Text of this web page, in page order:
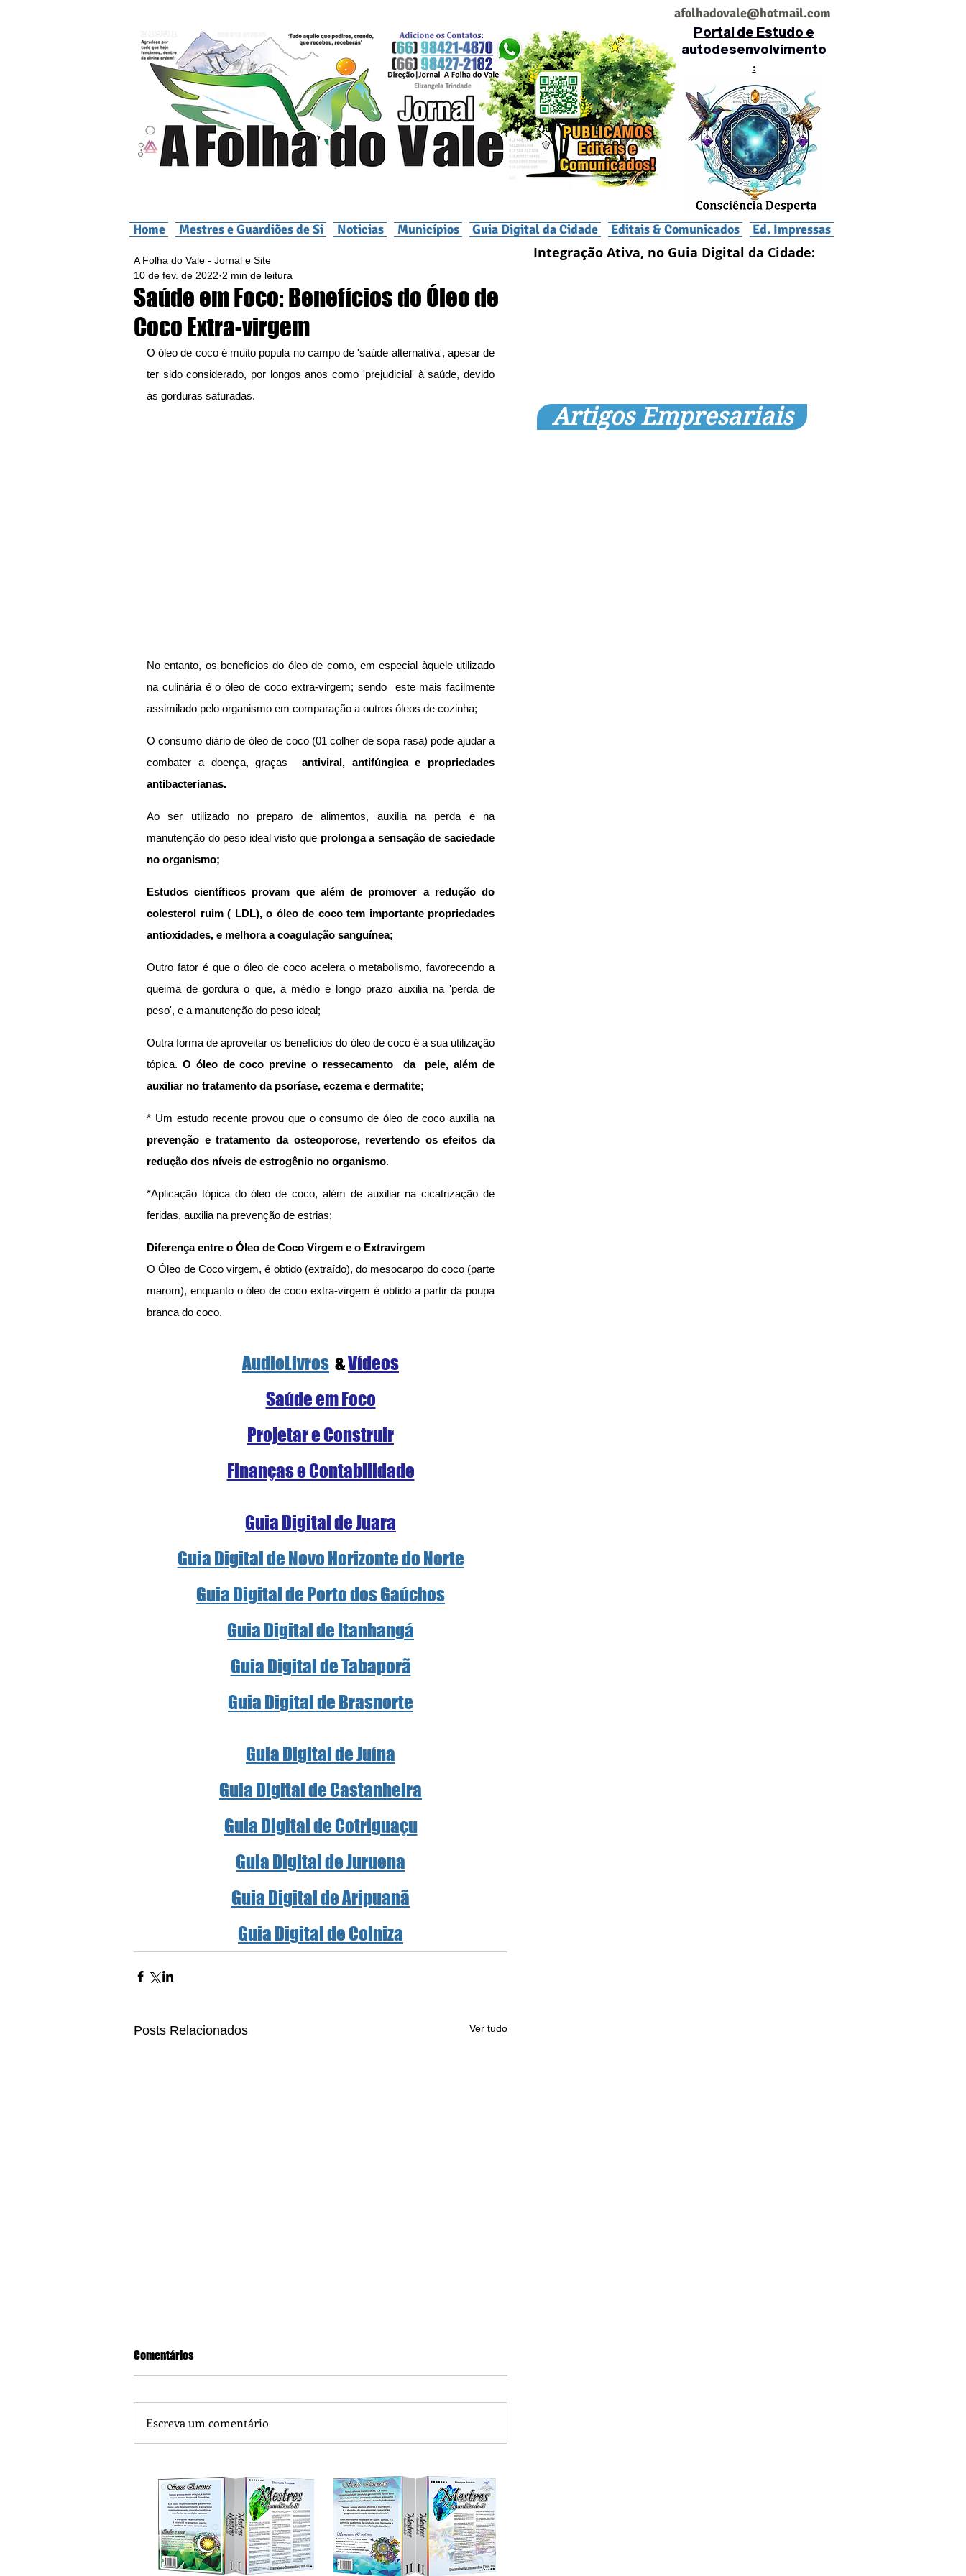
afolhadovale@hotmail.com
Portal de Estudo e
autodesenvolvimento
:
Home Mestres e Guardiões de Si Noticias Municípios Guia Digital da Cidade Editais & Comunicados Ed. Impressas
Saúde em Foco: Benefícios do Óleo de
Coco Extra-virgem
A Folha do Vale - Jornal e Site
10 de fev. de 2022 2 min de leitura
O óleo de coco é muito popula no campo de 'saúde alternativa', apesar de
ter sido considerado, por longos anos como 'prejudicial' à saúde, devido
às gorduras saturadas.
No entanto, os benefícios do óleo de como, em especial àquele utilizado
na culinária é o óleo de coco extra-virgem; sendo  este mais facilmente
assimilado pelo organismo em comparação a outros óleos de cozinha;
O consumo diário de óleo de coco (01 colher de sopa rasa) pode ajudar a
combater a doença, graças antiviral, antifúngica e propriedades
antibacterianas.
Ao ser utilizado no preparo de alimentos, auxilia na perda e na
manutenção do peso ideal visto que prolonga a sensação de saciedade
no organismo;
Estudos científicos provam que além de promover a redução do
colesterol ruim ( LDL), o óleo de coco tem importante propriedades
antioxidades, e melhora a coagulação sanguínea;
Outro fator é que o óleo de coco acelera o metabolismo, favorecendo a
queima de gordura o que, a médio e longo prazo auxilia na 'perda de
peso', e a manutenção do peso ideal;
Outra forma de aproveitar os benefícios do óleo de coco é a sua utilização
tópica. O óleo de coco previne o ressecamento  da  pele, além de
auxiliar no tratamento da psoríase, eczema e dermatite;
prevenção e tratamento da osteoporose, revertendo os efeitos da
redução dos níveis de estrogênio no organismo.
*Aplicação tópica do óleo de coco, além de auxiliar na cicatrização de
feridas, auxilia na prevenção de estrias;
Diferença entre o Óleo de Coco Virgem e o Extravirgem
O Óleo de Coco virgem, é obtido (extraído), do mesocarpo do coco (parte
marom), enquanto o óleo de coco extra-virgem é obtido a partir da poupa
branca do coco.
AudioLivros
  &
Vídeos
Saúde em Foco
Projetar e Construir
Finanças e Contabilidade
Guia Digital de Juara
Guia Digital de Novo Horizonte do Norte
Guia Digital de Porto dos Gaúchos
Guia Digital de Itanhangá
Guia Digital de Tabaporã
Guia Digital de Brasnorte
Guia Digital de Juína
Guia Digital de Castanheira
Guia Digital de Cotriguaçu
Guia Digital de Juruena
Guia Digital de Aripuanã
Guia Digital de Colniza
Posts Relacionados Ver tudo
Piá Lava Jato, de Juara, torna público que requereu licença de
Comentários
Escreva um comentário
Integração Ativa, no Guia Digital da Cidade:
Artigos Empresariais